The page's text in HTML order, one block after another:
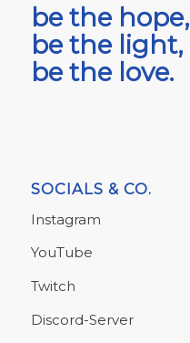
be the hope,
be the light,
be the love.
SOCIALS & CO.
Instagram
YouTube
Twitch
Discord-Server